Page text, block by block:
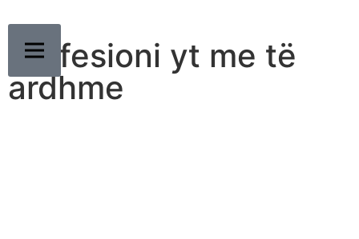
Profesioni yt me të
ardhme